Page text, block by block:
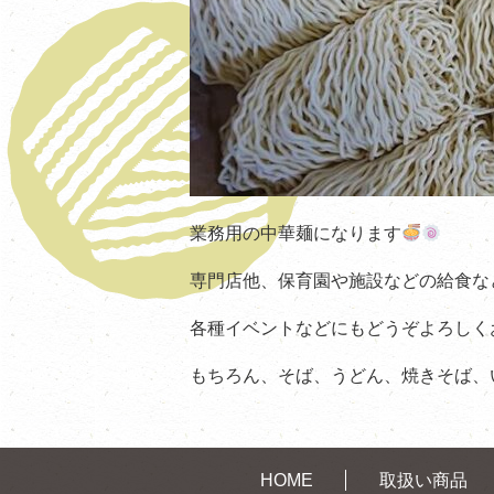
業務用の中華麺になります
専門店他、保育園や施設などの給食
各種イベントなどにもどうぞよろし
もちろん、そば、うどん、焼きそば
HOME 取扱い商品